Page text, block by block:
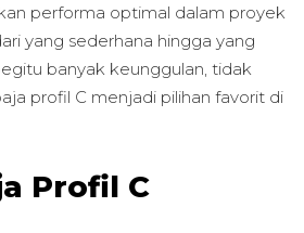
performa optimal dalam proyek
yang sederhana hingga yang
banyak keunggulan, tidak
profil C menjadi pilihan favorit di
Profil C